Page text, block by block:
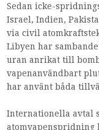
Sedan icke-
Israel, Indien,
via civil
Libyen har
uran anrikat till
vapenanvändbart
har använt båda
Internationella avtal
atomvapenspridning